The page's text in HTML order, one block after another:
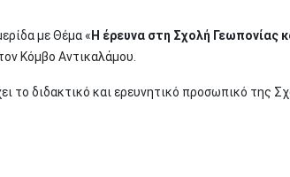
με Θέμα « Η έρευνα στη Σχολή Γεωπονίας
Κόμβο Αντικαλάμου.
το διδακτικό και ερευνητικό προσωπικό της